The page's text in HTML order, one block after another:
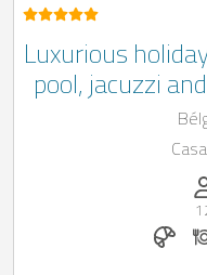
Luxurious
pool, jacuzzi
in the